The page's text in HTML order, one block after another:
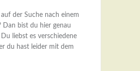
der Suche nach einem
Dan bist du hier genau
liebst es verschiedene
du hast leider mit dem